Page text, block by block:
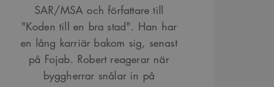
SAR/MSA och författare till
"Koden till en bra stad". Han har
en lång karriär bakom sig, senast
på Fojab. Robert reagerar när
byggherrar snålar in på